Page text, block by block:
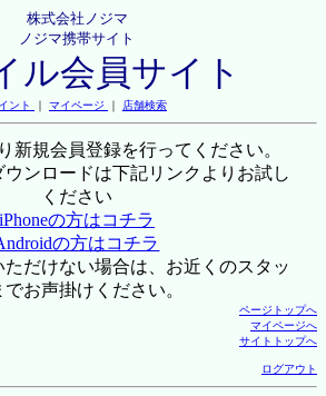
株式会社ノジマ
ノジマ携帯サイト
ル会員サイト
ント ｜ マイページ ｜ 店舗検索
新規会員登録を行ってください。
ウンロードは下記リンクよりお試し
ください
iPhoneの方はコチラ
の方はコチラ
だけない場合は、お近くのスタッ
でお声掛けください。
ページトップへ
マイページへ
サイトトップへ
ログアウト